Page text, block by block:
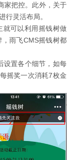
家把控。此外，关于
行灵活布局。
就可以利用摇钱树做
雨飞CMS摇钱树都
设置各个细节，如每
摇奖一次消耗7枚金